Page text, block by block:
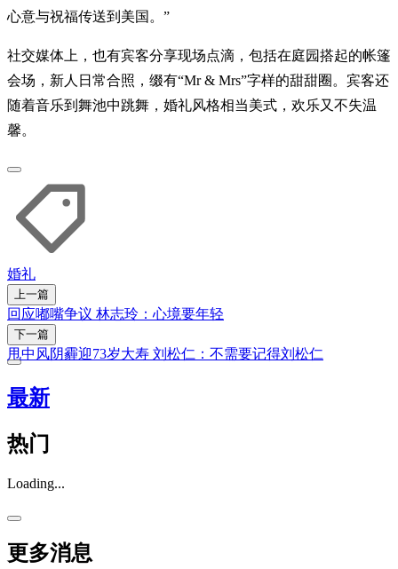
心意与祝福传送到美国。”
社交媒体上，也有宾客分享现场点滴，包括在庭园搭起的帐篷
会场，新人日常合照，缀有“Mr & Mrs”字样的甜甜圈。宾客还
随着音乐到舞池中跳舞，婚礼风格相当美式，欢乐又不失温
馨。
婚礼
上一篇
回应嘟嘴争议 林志玲：心境要年轻
下一篇
甩中风阴霾迎73岁大寿 刘松仁：不需要记得刘松仁
最新
热门
Loading...
更多消息